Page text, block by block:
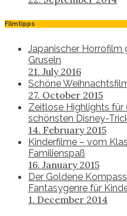
Filmtipps
Japanischer
Gruseln
21. July 2016
Schöne
27. October 2015
Zeitlose Highlights für
schönsten Disney-
14. February 2015
Kinderfilme – vom
Familienspaß
16. January 2015
Der Goldene
Fantasygenre für
1. December 2014